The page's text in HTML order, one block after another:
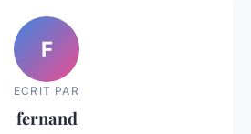
F
ECRIT PAR
fernand